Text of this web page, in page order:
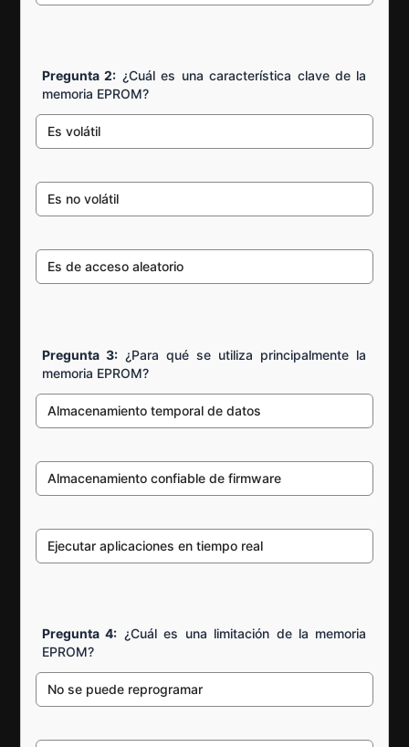
Pregunta 2: ¿Cuál es una característica clave de la
memoria EPROM?
Es volátil
Es no volátil
Es de acceso aleatorio
Pregunta 3: ¿Para qué se utiliza principalmente la
memoria EPROM?
Almacenamiento temporal de datos
Almacenamiento confiable de firmware
Ejecutar aplicaciones en tiempo real
Pregunta 4: ¿Cuál es una limitación de la memoria
EPROM?
No se puede reprogramar